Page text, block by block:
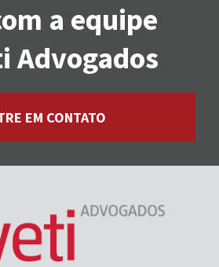
a equipe
Advogados
EM CONTATO